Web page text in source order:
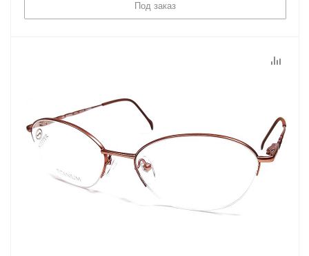
Под заказ